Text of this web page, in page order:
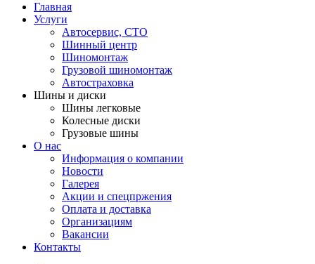
Главная
Услуги
Автосервис, СТО
Шинный центр
Шиномонтаж
Грузовой шиномонтаж
Автостраховка
Шины и диски
Шины легковые
Колесные диски
Грузовые шины
О нас
Информация о компании
Новости
Галерея
Акции и спецпржения
Оплата и доставка
Организациям
Вакансии
Контакты